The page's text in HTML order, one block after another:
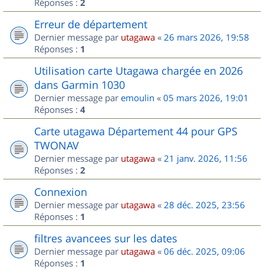
Erreur de département
Dernier message par utagawa « 26 mars 2026, 19:58
Réponses : 1
Utilisation carte Utagawa chargée en 2026
dans Garmin 1030
Dernier message par emoulin « 05 mars 2026, 19:01
Réponses : 4
Carte utagawa Département 44 pour GPS
TWONAV
Dernier message par utagawa « 21 janv. 2026, 11:56
Réponses : 2
Connexion
Dernier message par utagawa « 28 déc. 2025, 23:56
Réponses : 1
filtres avancees sur les dates
Dernier message par utagawa « 06 déc. 2025, 09:06
Réponses : 1